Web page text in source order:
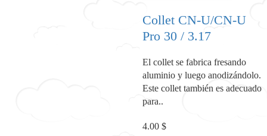
Collet CN-U/CN-U
Pro 30 / 3.17
El collet se fabrica fresando
aluminio y luego anodizándolo.
Este collet también es adecuado
para..
4.00 $